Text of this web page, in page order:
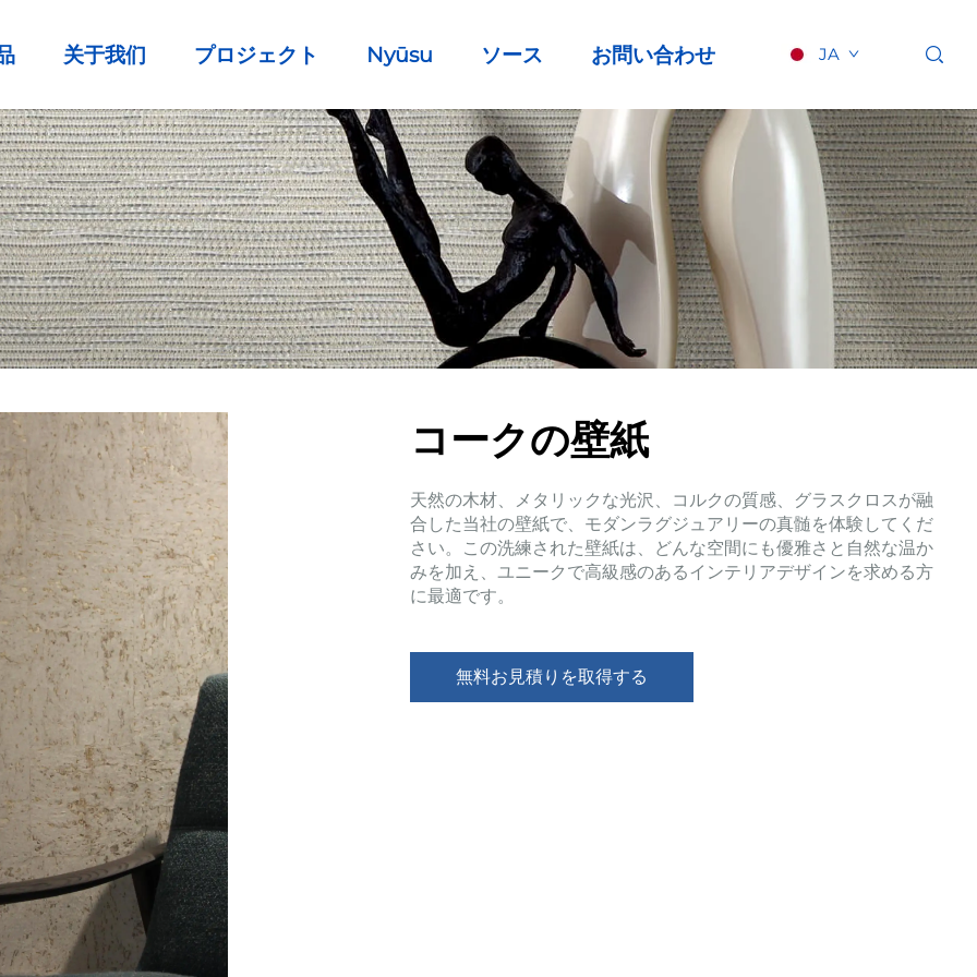
关于我们 プロジェクト Nyūsu ソース お問い合わせ JA
コークの壁紙
天然の木材、メタリックな光沢、コルクの質感、グラスクロスが融
合した当社の壁紙で、モダンラグジュアリーの真髄を体験してくだ
さい。この洗練された壁紙は、どんな空間にも優雅さと自然な温か
みを加え、ユニークで高級感のあるインテリアデザインを求める方
に最適です。
無料お見積りを取得する